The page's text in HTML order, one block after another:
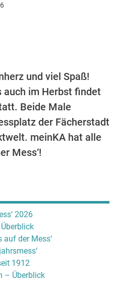
und viel Spaß!
auch im Herbst findet
Beide Male
der Fächerstadt
meinKA hat alle
Mess‘!
2026
der Mess‘
1912
– Überblick